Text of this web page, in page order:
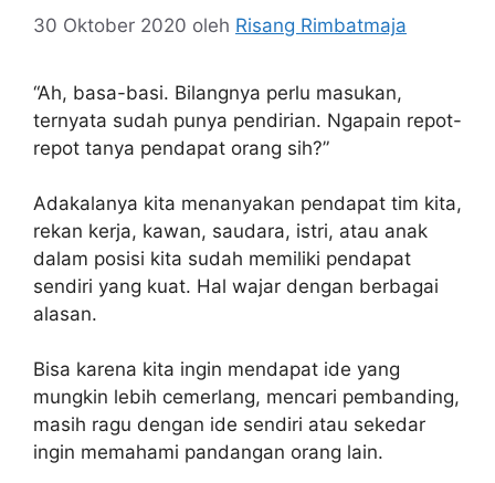
30 Oktober 2020 oleh Risang Rimbatmaja
“Ah, basa-basi. Bilangnya perlu masukan,
ternyata sudah punya pendirian. Ngapain repot-
repot tanya pendapat orang sih?”
Adakalanya kita menanyakan pendapat tim kita,
rekan kerja, kawan, saudara, istri, atau anak
dalam posisi kita sudah memiliki pendapat
sendiri yang kuat. Hal wajar dengan berbagai
alasan.
Bisa karena kita ingin mendapat ide yang
mungkin lebih cemerlang, mencari pembanding,
masih ragu dengan ide sendiri atau sekedar
ingin memahami pandangan orang lain.